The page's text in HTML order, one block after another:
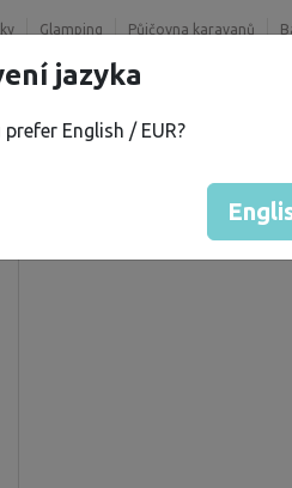
Glamping Půjčovna karavanů
Hodnocení
jazyka
English / EUR?